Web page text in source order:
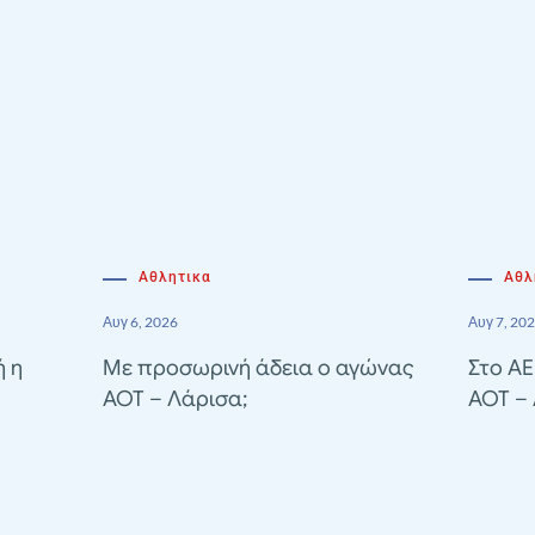
η
Αθλητικα
Αυγ 6, 2026
Με προσωρινή άδεια ο αγώνας
ΑΟΤ – Λάρισα;
Αυγ 7,
Στο
ΑΟΤ –